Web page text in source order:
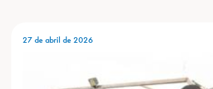
27 de abril de 2026